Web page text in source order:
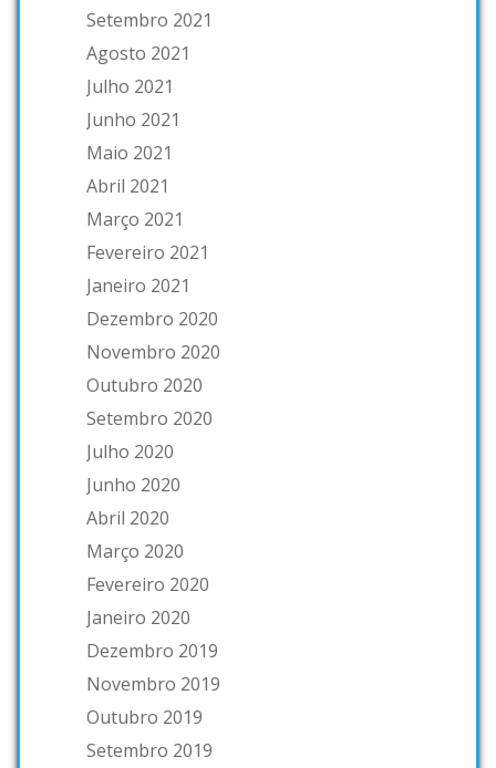
Setembro 2021
Agosto 2021
Julho 2021
Junho 2021
Maio 2021
Abril 2021
Março 2021
Fevereiro 2021
Janeiro 2021
Dezembro 2020
Novembro 2020
Outubro 2020
Setembro 2020
Julho 2020
Junho 2020
Abril 2020
Março 2020
Fevereiro 2020
Janeiro 2020
Dezembro 2019
Novembro 2019
Outubro 2019
Setembro 2019